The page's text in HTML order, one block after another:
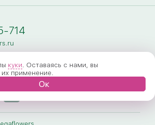
714
данных
куки. Оставаясь с нами, вы
применение.
Ок